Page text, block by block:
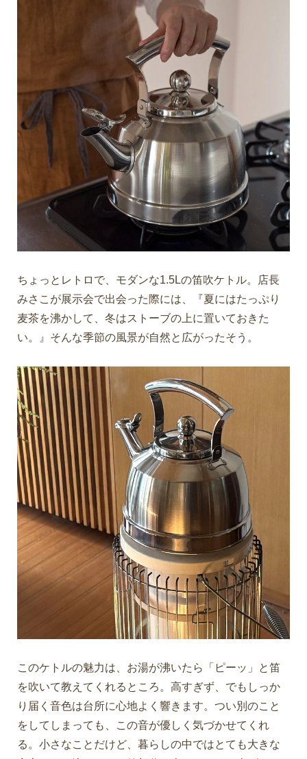
ちょっとレトロで、モダンな1.5Lの笛吹ケトル。店長
みさこが展示会で出会った際には、『夏にはたっぷり
麦茶を沸かして、冬はストーブの上に置いておきた
い。』そんな季節の風景が自然と広がったそう。
このケトルの魅力は、お湯が沸いたら「ピーッ」と笛
を吹いて教えてくれるところ。高すぎず、でもしっか
り届く音色は台所に心地よく響きます。つい別のこと
をしてしまっても、この音が優しく気づかせてくれ
る。小さなことだけど、暮らしの中ではとても大きな